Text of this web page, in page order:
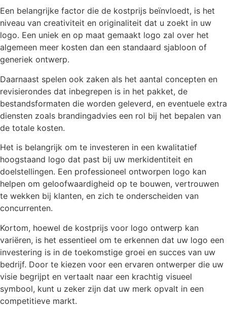
Een belangrijke factor die de kostprijs beïnvloedt, is het
niveau van creativiteit en originaliteit dat u zoekt in uw
logo. Een uniek en op maat gemaakt logo zal over het
algemeen meer kosten dan een standaard sjabloon of
generiek ontwerp.
Daarnaast spelen ook zaken als het aantal concepten en
revisierondes dat inbegrepen is in het pakket, de
bestandsformaten die worden geleverd, en eventuele extra
diensten zoals brandingadvies een rol bij het bepalen van
de totale kosten.
Het is belangrijk om te investeren in een kwalitatief
hoogstaand logo dat past bij uw merkidentiteit en
doelstellingen. Een professioneel ontworpen logo kan
helpen om geloofwaardigheid op te bouwen, vertrouwen
te wekken bij klanten, en zich te onderscheiden van
concurrenten.
Kortom, hoewel de kostprijs voor logo ontwerp kan
variëren, is het essentieel om te erkennen dat uw logo een
investering is in de toekomstige groei en succes van uw
bedrijf. Door te kiezen voor een ervaren ontwerper die uw
visie begrijpt en vertaalt naar een krachtig visueel
symbool, kunt u zeker zijn dat uw merk opvalt in een
competitieve markt.